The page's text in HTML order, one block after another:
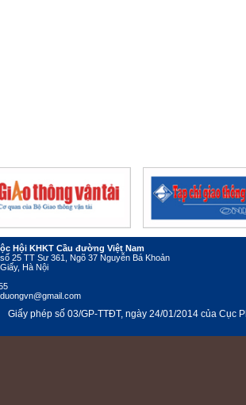
Hội KHKT Cầu đường Việt Nam
25 TT Sư 361, Ngõ 37 Nguyễn Bá Khoản
Hà Nội
Giấy phép số 03/GP-TTĐT, ngày 24/01/2014 của Cục